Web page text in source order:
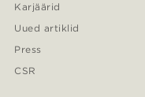
Karjäärid
Uued artiklid
Press
CSR